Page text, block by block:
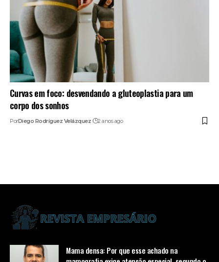
Curvas em foco: desvendando a gluteoplastia para um
corpo dos sonhos
PorDiego Rodríguez Velázquez 2 anos ago
Mama densa: Por que esse achado na